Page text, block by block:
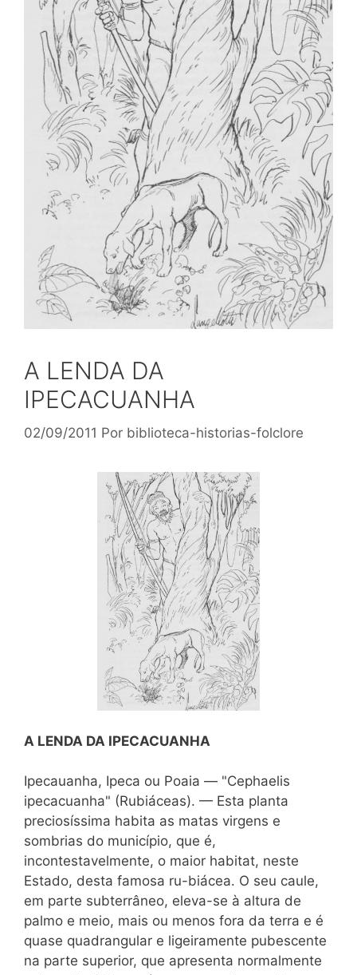
A LENDA DA
IPECACUANHA
02/09/2011 Por biblioteca-historias-folclore
A LENDA DA IPECACUANHA
Ipecauanha, Ipeca ou Poaia — "Cephaelis
ipecacuanha" (Rubiáceas). — Esta planta
preciosíssima habita as matas virgens e
sombrias do município, que é,
incontestavelmente, o maior habitat, neste
Estado, desta famosa ru-biácea. O seu caule,
em parte subterrâneo, eleva-se à altura de
palmo e meio, mais ou menos fora da terra e é
quase quadrangular e ligeiramente pubescente
na parte superior, que apresenta normalmente